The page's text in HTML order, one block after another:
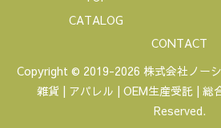
CATALOG
CONTACT
Copyright © 2019-2026 株式会社ノー
雑貨 | アパレル | OEM生産受託 | 総
Reserved.